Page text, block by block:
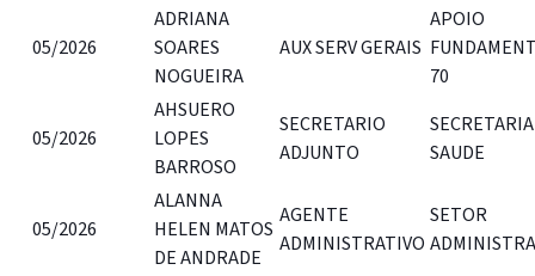
05/2026
ADRIANA
SOARES
NOGUEIRA
AUX SERV GERAIS
APOIO
70
05/2026
AHSUERO
LOPES
BARROSO
SECRETARIO
ADJUNTO
SAUDE
05/2026
ALANNA
HELEN MATOS
DE ANDRADE
AGENTE
ADMINISTRATIVO
SETOR